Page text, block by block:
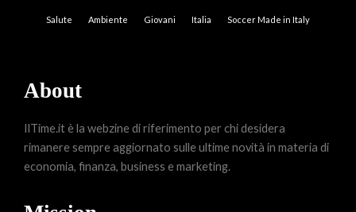
Salute Ambiente Giovani Italia Soccer Made in Italy
About
IlTime.it è la webzine di riferimento per chi desidera
rimanere sempre aggiornato sulle ultime novità in materia di
economia, finanza, business e marketing.